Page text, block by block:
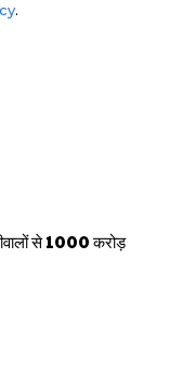
.
से 1000 करोड़